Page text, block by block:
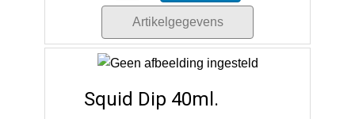
Artikelgegevens
Squid Dip 40ml.